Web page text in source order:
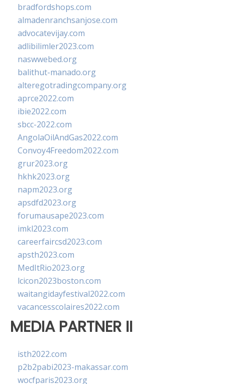
bradfordshops.com
almadenranchsanjose.com
advocatevijay.com
adlibilimler2023.com
naswwebed.org
balithut-manado.org
alteregotradingcompany.org
aprce2022.com
ibie2022.com
sbcc-2022.com
AngolaOilAndGas2022.com
Convoy4Freedom2022.com
grur2023.org
hkhk2023.org
napm2023.org
apsdfd2023.org
forumausape2023.com
imkl2023.com
careerfaircsd2023.com
apsth2023.com
MedItRio2023.org
lcicon2023boston.com
waitangidayfestival2022.com
vacancesscolaires2022.com
MEDIA PARTNER II
isth2022.com
p2b2pabi2023-makassar.com
wocfparis2023.org